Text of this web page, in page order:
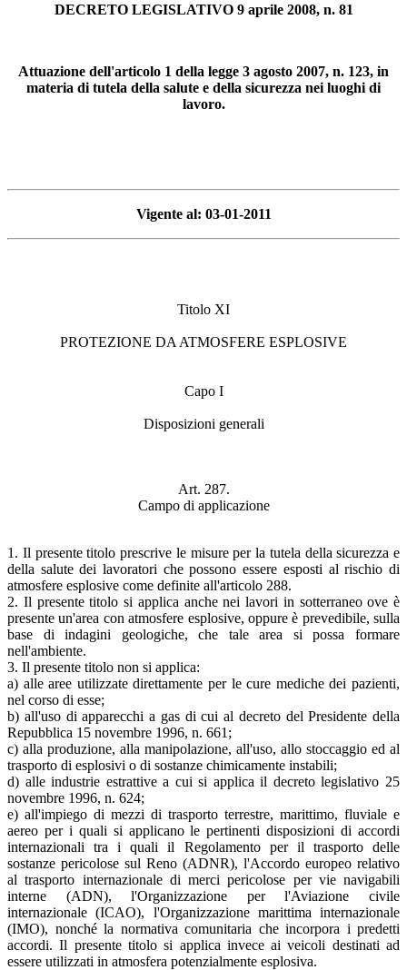
DECRETO LEGISLATIVO 9 aprile 2008, n. 81
Attuazione dell'articolo 1 della legge 3 agosto 2007, n. 123, in
materia di tutela della salute e della sicurezza nei luoghi di
lavoro.
Vigente al: 03-01-2011
Titolo XI
PROTEZIONE DA ATMOSFERE ESPLOSIVE
Capo I
Disposizioni generali
Art. 287.
Campo di applicazione
1. Il presente titolo prescrive le misure per la tutela della sicurezza e
della salute dei lavoratori che possono essere esposti al rischio di
atmosfere esplosive come definite all'articolo 288.
2. Il presente titolo si applica anche nei lavori in sotterraneo ove è
presente un'area con atmosfere esplosive, oppure è prevedibile, sulla
base di indagini geologiche, che tale area si possa formare
nell'ambiente.
3. Il presente titolo non si applica:
a) alle aree utilizzate direttamente per le cure mediche dei pazienti,
nel corso di esse;
b) all'uso di apparecchi a gas di cui al decreto del Presidente della
Repubblica 15 novembre 1996, n. 661;
c) alla produzione, alla manipolazione, all'uso, allo stoccaggio ed al
trasporto di esplosivi o di sostanze chimicamente instabili;
d) alle industrie estrattive a cui si applica il decreto legislativo 25
novembre 1996, n. 624;
e) all'impiego di mezzi di trasporto terrestre, marittimo, fluviale e
aereo per i quali si applicano le pertinenti disposizioni di accordi
internazionali tra i quali il Regolamento per il trasporto delle
sostanze pericolose sul Reno (ADNR), l'Accordo europeo relativo
al trasporto internazionale di merci pericolose per vie navigabili
interne (ADN), l'Organizzazione per l'Aviazione civile
internazionale (ICAO), l'Organizzazione marittima internazionale
(IMO), nonché la normativa comunitaria che incorpora i predetti
accordi. Il presente titolo si applica invece ai veicoli destinati ad
essere utilizzati in atmosfera potenzialmente esplosiva.